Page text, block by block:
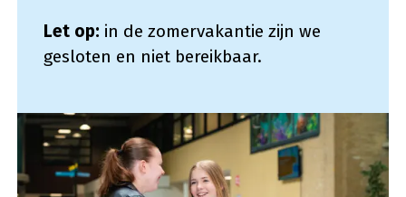
Let op: in de zomervakantie zijn we
gesloten en niet bereikbaar.